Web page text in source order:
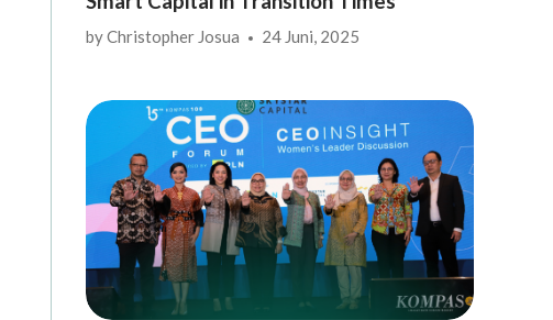
byChristopher Josua 24 Juni, 2025